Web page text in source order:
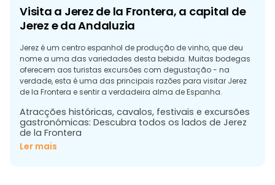
Visita a Jerez de la Frontera, a capital de
Jerez e da Andaluzia
Jerez é um centro espanhol de produção de vinho, que deu
nome a uma das variedades desta bebida. Muitas bodegas
oferecem aos turistas excursões com degustação - na
verdade, esta é uma das principais razões para visitar Jerez
de la Frontera e sentir a verdadeira alma de Espanha.
Atracções históricas, cavalos, festivais e excursões
gastronómicas: Descubra todos os lados de Jerez
de la Frontera
Famosa pelo seu vinho, cavalos e flamenco, Jerez de la
Ler mais